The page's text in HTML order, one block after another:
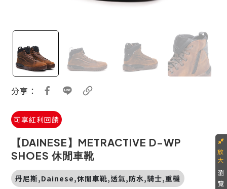
分享：
可享紅利回饋
【DAINESE】METRACTIVE D-WP
SHOES 休閒車靴
丹尼斯,Dainese,休閒車靴,透氣,防水,騎士,重機
瀏
覽